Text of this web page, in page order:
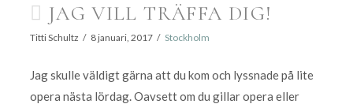
JAG VILL TRÄFFA DIG!
Titti Schultz 8 januari, 2017 Stockholm
Jag skulle väldigt gärna att du kom och lyssnade på lite
opera nästa lördag. Oavsett om du gillar opera eller